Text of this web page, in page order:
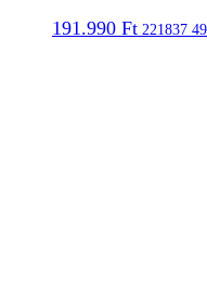
191.990 Ft 221837